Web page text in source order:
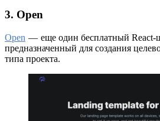
3. Open
Open — еще один бесплатный React-
предназначенный для создания
типа проекта.